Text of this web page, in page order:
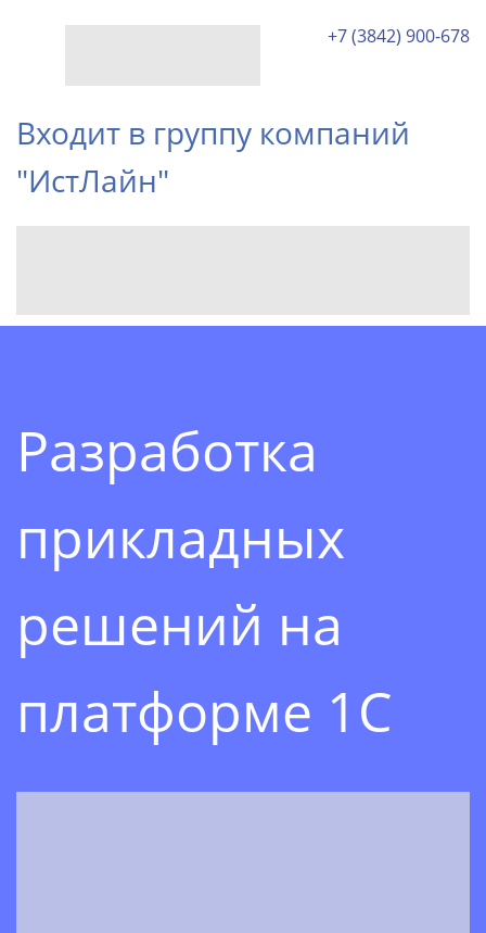
+7 (3842) 900-678
Входит в группу компаний
"ИстЛайн"
Разработка
прикладных
решений на
платформе 1С